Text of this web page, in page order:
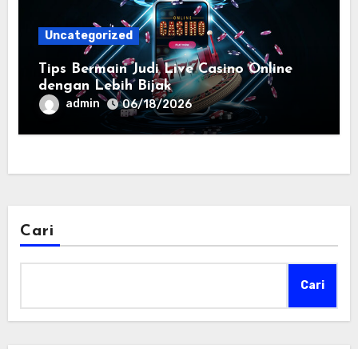
Uncategorized
Tips Bermain Judi Live Casino Online
dengan Lebih Bijak
admin 06/18/2026
Cari
Cari